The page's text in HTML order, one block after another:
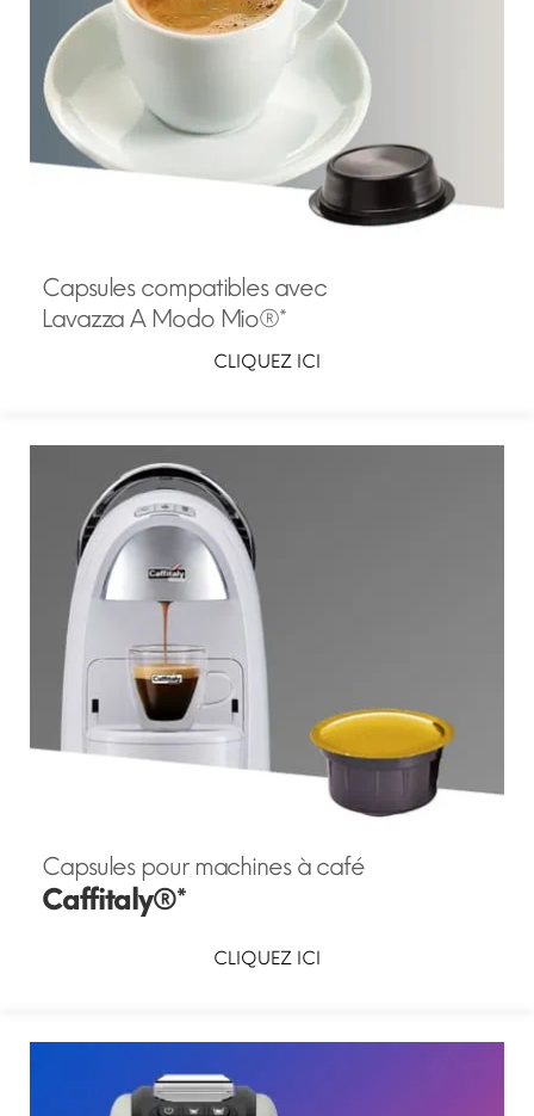
Capsules compatibles avec
Lavazza A Modo Mio®*
CLIQUEZ ICI
Capsules pour machines à café
Caffitaly®*
CLIQUEZ ICI